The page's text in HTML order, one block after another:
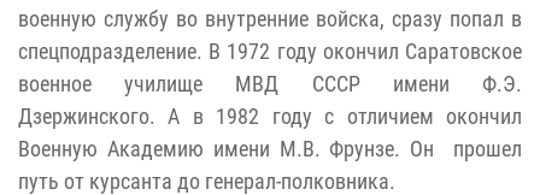
военную службу во внутренние войска, сразу попал в
спецподразделение. В 1972 году окончил Саратовское
военное училище МВД СССР имени Ф.Э.
Дзержинского. А в 1982 году с отличием окончил
Военную Академию имени М.В. Фрунзе. Он прошел
путь от курсанта до генерал-полковника.